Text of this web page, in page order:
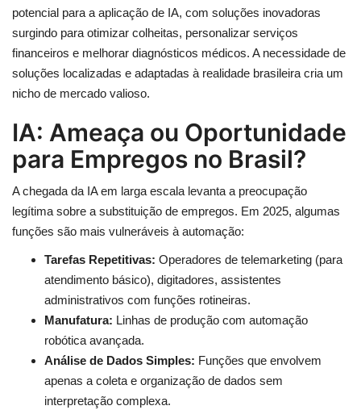
potencial para a aplicação de IA, com soluções inovadoras
surgindo para otimizar colheitas, personalizar serviços
financeiros e melhorar diagnósticos médicos. A necessidade de
soluções localizadas e adaptadas à realidade brasileira cria um
nicho de mercado valioso.
IA: Ameaça ou Oportunidade
para Empregos no Brasil?
A chegada da IA em larga escala levanta a preocupação
legítima sobre a substituição de empregos. Em 2025, algumas
funções são mais vulneráveis à automação:
Tarefas Repetitivas: Operadores de telemarketing (para
atendimento básico), digitadores, assistentes
administrativos com funções rotineiras.
Manufatura: Linhas de produção com automação
robótica avançada.
Análise de Dados Simples: Funções que envolvem
apenas a coleta e organização de dados sem
interpretação complexa.